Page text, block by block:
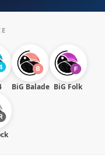
BiG Balade BiG Folk